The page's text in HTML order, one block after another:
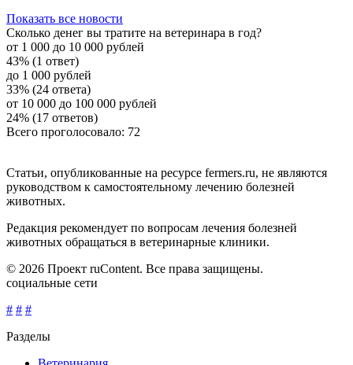
Показать все новости
Сколько денег вы тратите на ветеринара в год?
от 1 000 до 10 000 рублей
43% (1 ответ)
до 1 000 рублей
33% (24 ответа)
от 10 000 до 100 000 рублей
24% (17 ответов)
Всего проголосовало: 72
Статьи, опубликованные на ресурсе fermers.ru, не являются
руководством к самостоятельному лечению болезней
животных.
Редакция рекомендует по вопросам лечения болезней
животных обращаться в ветеринарные клиники.
© 2026 Проект ruContent. Все права защищены.
социальные сети
# # #
Разделы